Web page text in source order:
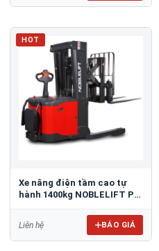
HOT
Xe nâng điện tầm cao tự
hành 1400kg NOBLELIFT PS
Liên hệ BÁO GIÁ